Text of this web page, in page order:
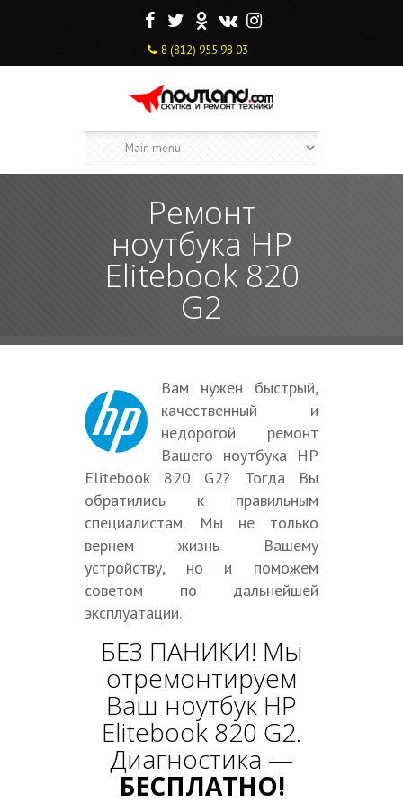
F T O V I
8 (812) 955 98 03
Ремонт
ноутбука HP
Elitebook 820
G2
Вам нужен быстрый,
качественный и
недорогой ремонт
Вашего ноутбука HP
Elitebook 820 G2? Тогда Вы
обратились к правильным
специалистам. Мы не только
вернем жизнь Вашему
устройству, но и поможем
советом по дальнейшей
эксплуатации.
БЕЗ ПАНИКИ! Мы
отремонтируем
Ваш ноутбук HP
Elitebook 820 G2.
Диагностика —
БЕСПЛАТНО!